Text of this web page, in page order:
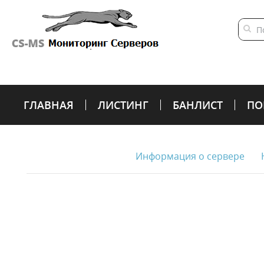
ГЛАВНАЯ ЛИСТИНГ БАНЛИСТ
Информация о сервере